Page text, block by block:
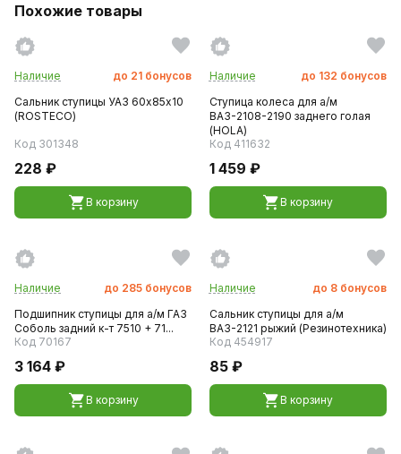
Похожие товары
Наличие до 21 бонусов
Сальник ступицы УАЗ 60х85х10
(ROSTECO)
Код 301348
228 ₽
В корзину
Наличие до 132 бонусов
Ступица колеса для а/м
ВАЗ-2108-2190 заднего голая
(HOLA)
Код 411632
1 459 ₽
В корзину
Наличие до 285 бонусов
Подшипник ступицы для а/м ГАЗ
Соболь задний к-т 7510 + 71...
Код 70167
3 164 ₽
В корзину
Наличие до 8 бонусов
Сальник ступицы для а/м
ВАЗ-2121 рыжий (Резинотехника)
Код 454917
85 ₽
В корзину